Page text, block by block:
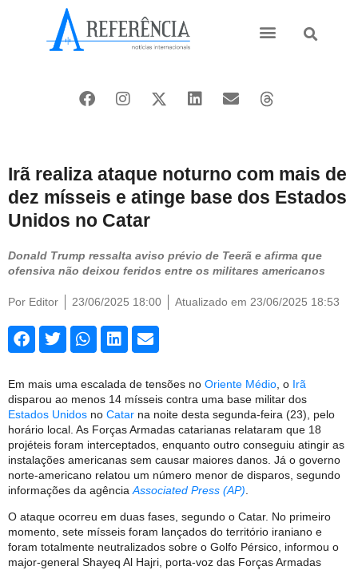
Irã realiza ataque noturno com mais de
dez mísseis e atinge base dos Estados
Unidos no Catar
Donald Trump ressalta aviso prévio de Teerã e afirma que
ofensiva não deixou feridos entre os militares americanos
Por Editor 23/06/2025 18:00 Atualizado em 23/06/2025 18:53
Em mais uma escalada de tensões no Oriente Médio , o Irã
disparou ao menos 14 mísseis contra uma base militar dos
Estados Unidos no Catar na noite desta segunda-feira (23), pelo
horário local. As Forças Armadas catarianas relataram que 18
projéteis foram interceptados, enquanto outro conseguiu atingir as
instalações americanas sem causar maiores danos. Já o governo
norte-americano relatou um número menor de disparos, segundo
informações da agência Associated Press (AP)
O ataque ocorreu em duas fases, segundo o Catar. No primeiro
momento, sete mísseis foram lançados do território iraniano e
foram totalmente neutralizados sobre o Golfo Pérsico, informou o
major-general Shayeq Al Hajri, porta-voz das Forças Armadas